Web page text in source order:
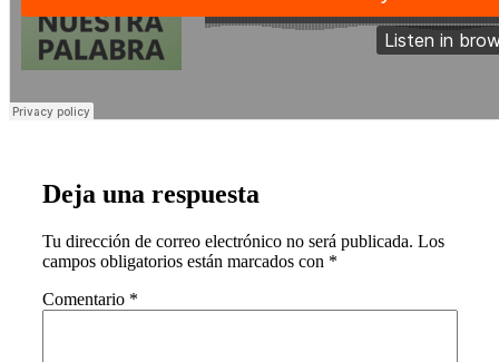
Deja una respuesta
Tu dirección de correo electrónico no será publicada. Los
campos obligatorios están marcados con *
Comentario *